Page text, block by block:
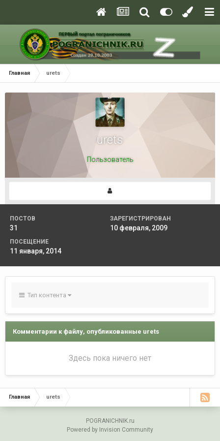
Главная urets
urets
Пользователь
ПОСТОВ
31
ЗАРЕГИСТРИРОВАН
10 февраля, 2009
ПОСЕЩЕНИЕ
11 января, 2014
Тип контента
Комментарии к файлу, опубликованные urets
Здесь пока ничего нет
Главная urets
POGRANICHNIK.ru
Powered by Invision Community